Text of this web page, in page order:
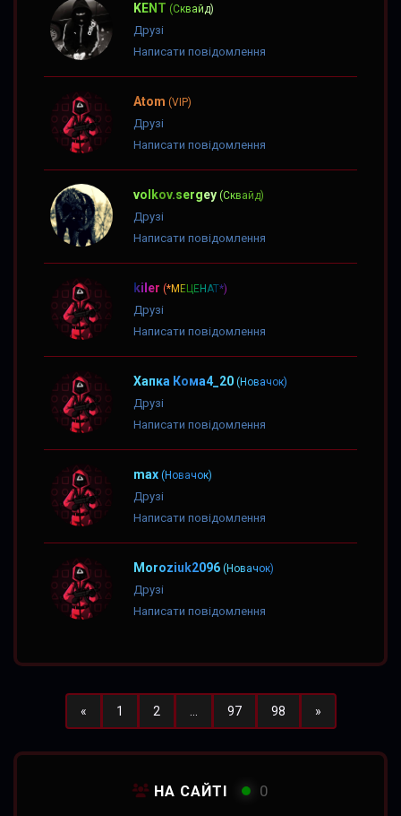
KENT (Сквайд)
Друзі
Написати повідомлення
Atom (VIP)
Друзі
Написати повідомлення
volkov.sergey (Сквайд)
Друзі
Написати повідомлення
kiler (*МЕЦЕНАТ*)
Друзі
Написати повідомлення
Хапка Кома4_20 (Новачок)
Друзі
Написати повідомлення
max (Новачок)
Друзі
Написати повідомлення
Moroziuk2096 (Новачок)
Друзі
Написати повідомлення
«Назад1 2 97 98 »Вперед
НА САЙТІ 0